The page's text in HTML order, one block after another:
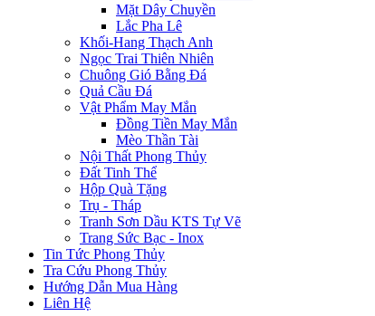
Mặt Dây Chuyền
Lắc Pha Lê
Khối-Hang Thạch Anh
Ngọc Trai Thiên Nhiên
Chuông Gió Bằng Đá
Quả Cầu Đá
Vật Phẩm May Mắn
Đồng Tiền May Mắn
Mèo Thần Tài
Nội Thất Phong Thủy
Đất Tinh Thể
Hộp Quà Tặng
Trụ - Tháp
Tranh Sơn Dầu KTS Tự Vẽ
Trang Sức Bạc - Inox
Tin Tức Phong Thủy
Tra Cứu Phong Thủy
Hướng Dẫn Mua Hàng
Liên Hệ